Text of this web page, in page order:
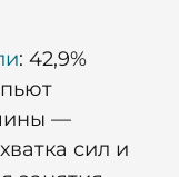
: 42,9%
—
сил и